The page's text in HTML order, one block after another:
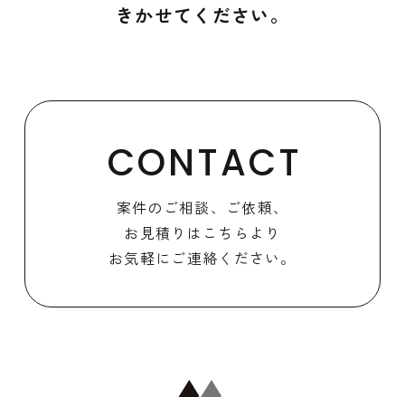
きかせてください。
CONTACT
案件のご相談、ご依頼、
お見積りはこちらより
お気軽にご連絡ください。